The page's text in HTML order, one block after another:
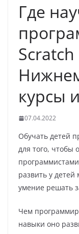
Где
курсы
07.04.2022
Обучать детей
для того, чтобы
развить у
умение решать
Чем
навыки оно